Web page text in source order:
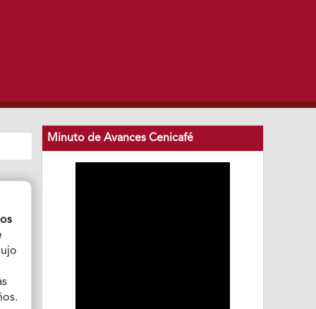
Minuto de Avances Cenicafé